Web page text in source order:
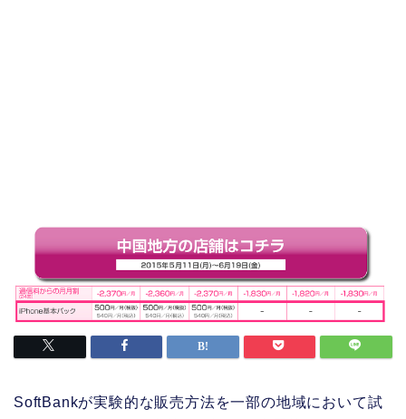
SoftBankが実験的な販売方法を一部の地域において試